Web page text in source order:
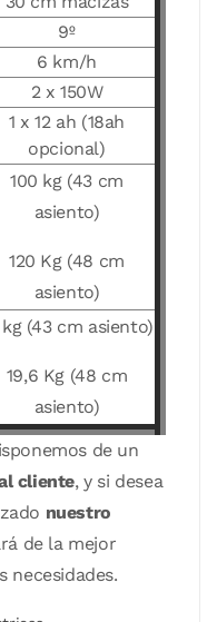
9º
6 km/h
2 x 150W
1 x 12 ah (18ah
opcional)
100 kg (43 cm
asiento)
120 Kg (48 cm
asiento)
kg (43 cm asiento)
19,6 Kg (48 cm
asiento)
de un
cliente, y si desea
nuestro
de la mejor
necesidades.